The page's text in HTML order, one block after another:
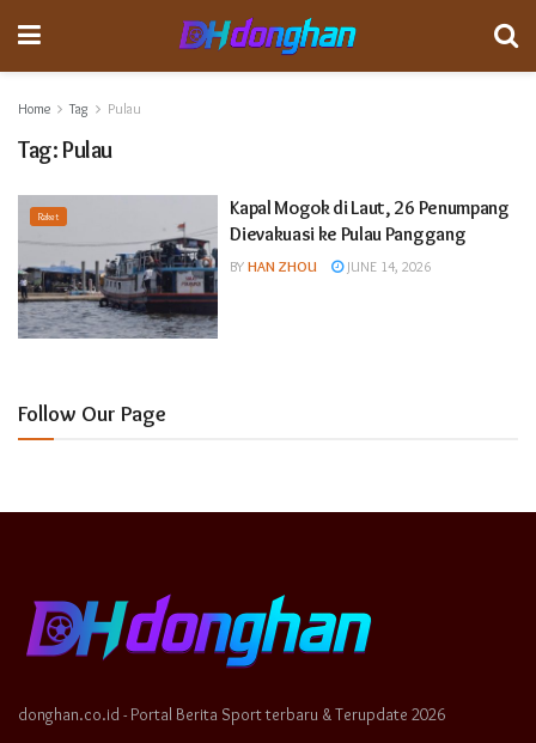
Home Tag Pulau
Tag:Pulau
Raket
Kapal Mogok di Laut, 26 Penumpang
Dievakuasi ke Pulau Panggang
BY HAN ZHOU JUNE 14, 2026
Follow Our Page
donghan.co.id - Portal Berita Sport terbaru & Terupdate 2026